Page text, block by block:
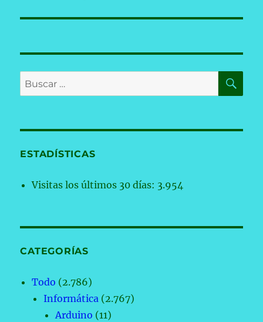
Buscar
por:
ESTADÍSTICAS
Visitas los últimos 30 días: 3.954
CATEGORÍAS
Todo (2.786)
Informática (2.767)
Arduino (11)